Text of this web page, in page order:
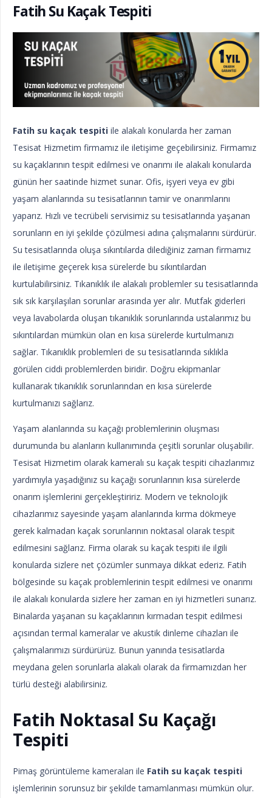
Fatih Su Kaçak Tespiti
Fatih su kaçak tespiti ile alakalı konularda her zaman
Tesisat Hizmetim firmamız ile iletişime geçebilirsiniz. Firmamız
su kaçaklarının tespit edilmesi ve onarımı ile alakalı konularda
günün her saatinde hizmet sunar. Ofis, işyeri veya ev gibi
yaşam alanlarında su tesisatlarının tamir ve onarımlarını
yaparız. Hızlı ve tecrübeli servisimiz su tesisatlarında yaşanan
sorunların en iyi şekilde çözülmesi adına çalışmalarını sürdürür.
Su tesisatlarında oluşa sıkıntılarda dilediğiniz zaman firmamız
ile iletişime geçerek kısa sürelerde bu sıkıntılardan
kurtulabilirsiniz. Tıkanıklık ile alakalı problemler su tesisatlarında
sık sık karşılaşılan sorunlar arasında yer alır. Mutfak giderleri
veya lavabolarda oluşan tıkanıklık sorunlarında ustalarımız bu
sıkıntılardan mümkün olan en kısa sürelerde kurtulmanızı
sağlar. Tıkanıklık problemleri de su tesisatlarında sıklıkla
görülen ciddi problemlerden biridir. Doğru ekipmanlar
kullanarak tıkanıklık sorunlarından en kısa sürelerde
kurtulmanızı sağlarız.
Yaşam alanlarında su kaçağı problemlerinin oluşması
durumunda bu alanların kullanımında çeşitli sorunlar oluşabilir.
Tesisat Hizmetim olarak kameralı su kaçak tespiti cihazlarımız
yardımıyla yaşadığınız su kaçağı sorunlarının kısa sürelerde
onarım işlemlerini gerçekleştiririz. Modern ve teknolojik
cihazlarımız sayesinde yaşam alanlarında kırma dökmeye
gerek kalmadan kaçak sorunlarının noktasal olarak tespit
edilmesini sağlarız. Firma olarak su kaçak tespiti ile ilgili
konularda sizlere net çözümler sunmaya dikkat ederiz. Fatih
bölgesinde su kaçak problemlerinin tespit edilmesi ve onarımı
ile alakalı konularda sizlere her zaman en iyi hizmetleri sunarız.
Binalarda yaşanan su kaçaklarının kırmadan tespit edilmesi
açısından termal kameralar ve akustik dinleme cihazları ile
çalışmalarımızı sürdürürüz. Bunun yanında tesisatlarda
meydana gelen sorunlarla alakalı olarak da firmamızdan her
türlü desteği alabilirsiniz.
Fatih Noktasal Su Kaçağı
Tespiti
Pimaş görüntüleme kameraları ile Fatih su kaçak tespiti
işlemlerinin sorunsuz bir şekilde tamamlanması mümkün olur.